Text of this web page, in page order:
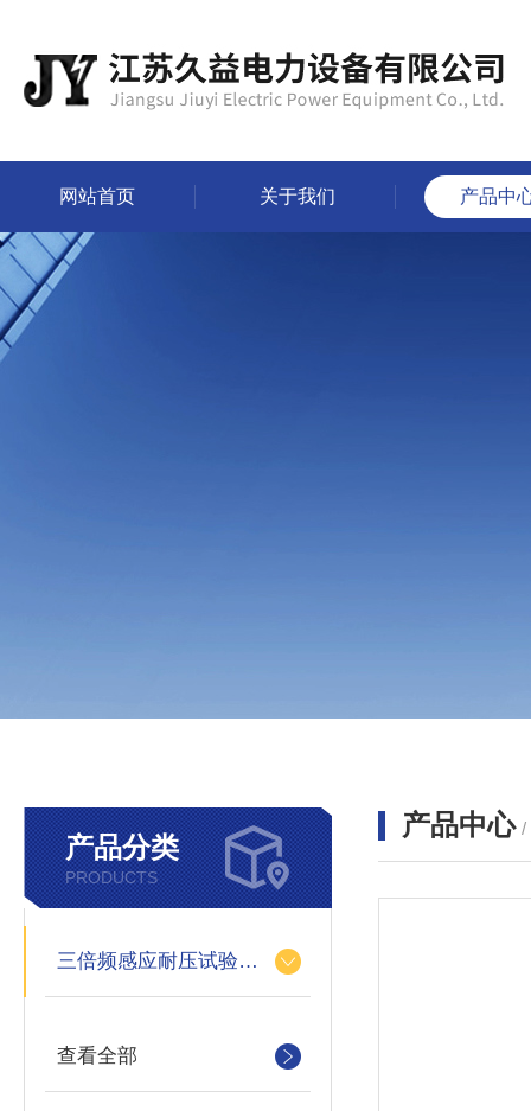
网站首页 关于我们 产品中
产品分类
PRODUCTS
三倍频感应耐压试验装置
查看全部
产品中心 /